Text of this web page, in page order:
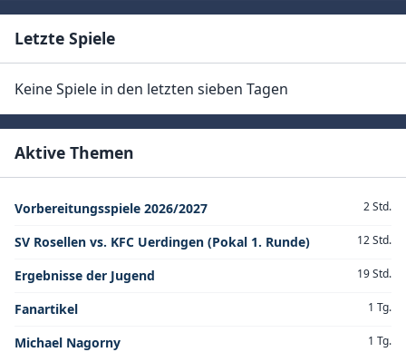
Letzte Spiele
Keine Spiele in den letzten sieben Tagen
Aktive Themen
Vorbereitungsspiele 2026/2027 2 Std.
SV Rosellen vs. KFC Uerdingen (Pokal 1. Runde) 12 Std.
Ergebnisse der Jugend 19 Std.
Fanartikel 1 Tg.
Michael Nagorny 1 Tg.